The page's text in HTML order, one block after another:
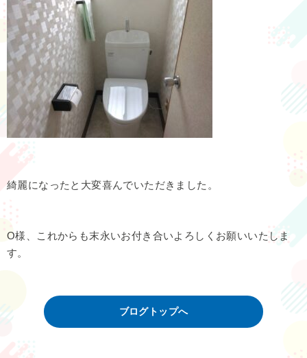
綺麗になったと大変喜んでいただきました。
O様、これからも末永いお付き合いよろしくお願いいたしま
す。
ブログトップへ